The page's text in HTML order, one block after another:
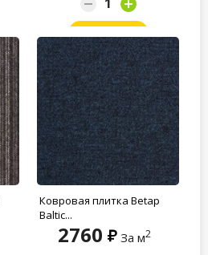
Ковровая плитка Betap
Baltic...
2760 За м2